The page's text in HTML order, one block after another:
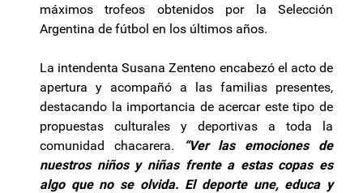
máximos trofeos obtenidos por la Selección
Argentina de fútbol en los últimos años.
La intendenta Susana Zenteno encabezó el acto de
apertura y acompañó a las familias presentes,
destacando la importancia de acercar este tipo de
propuestas culturales y deportivas a toda la
comunidad chacarera.
“Ver las emociones de
nuestros niños y niñas frente a estas copas es
algo que no se olvida. El deporte une, educa y